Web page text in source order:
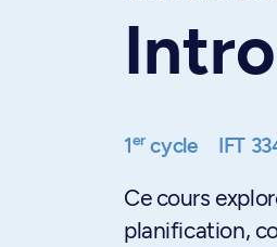
1ercycle IFT
Ce cours
planification,